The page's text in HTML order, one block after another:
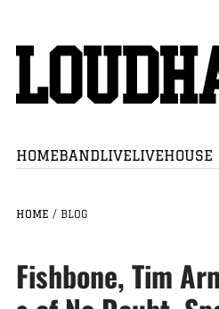
HOMEBANDLIVELIVEHOUSE
HOME / BLOG
Fishbone, Tim